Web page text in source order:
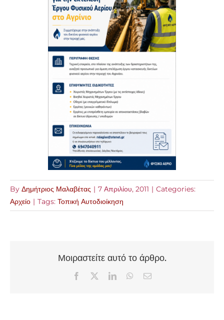
By Δημήτριος Μαλαβέτας | 7 Απριλίου, 2011 | Categories:
Αρχείο | Tags: Τοπική Αυτοδιοίκηση
Μοιραστείτε αυτό το άρθρο.
Facebook LinkedInWhatsApp
Email